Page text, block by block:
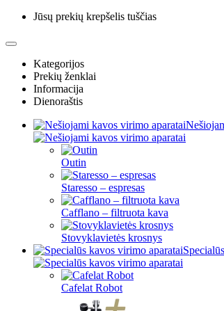
Jūsų prekių krepšelis tuščias
Kategorijos
Prekių ženklai
Informacija
Dienoraštis
Outin
Staresso – espresas
Cafflano – filtruota kava
Stovyklavietės krosnys
Cafelat Robot